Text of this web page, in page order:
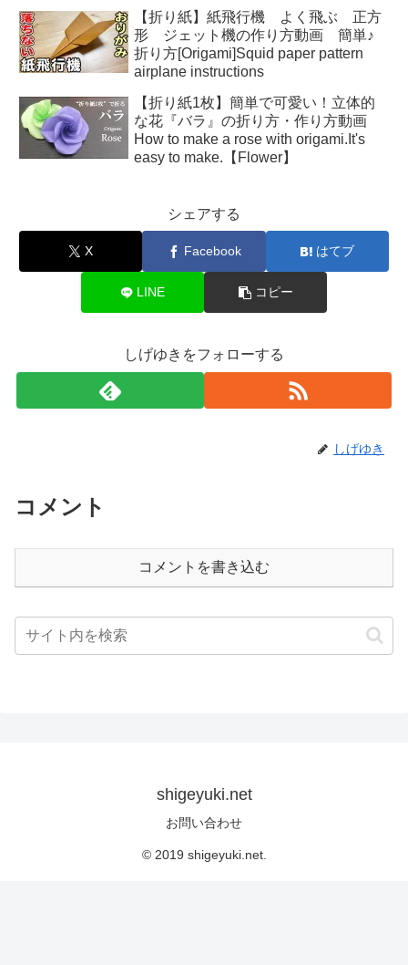
【折り紙】紙飛行機 よく飛ぶ 正方
形 ジェット機の作り方動画 簡単♪
折り方[Origami]Squid paper pattern
airplane instructions
【折り紙1枚】簡単で可愛い！立体的
な花『バラ』の折り方・作り方動画
How to make a rose with origami.It's
easy to make.【Flower】
シェアする
X Facebook はてブ
LINE コピー
しげゆきをフォローする
しげゆき
コメント
コメントを書き込む
shigeyuki.net
お問い合わせ
© 2019 shigeyuki.net.